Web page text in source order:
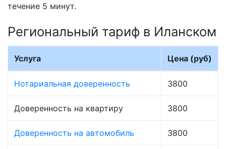
течение 5 минут.
Региональный тариф в Иланском
Услуга Цена (руб)
Нотариальная доверенность 3800
Доверенность на квартиру 3800
Доверенность на автомобиль 3800